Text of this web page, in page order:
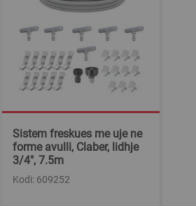
Sistem freskues me uje ne
forme avulli, Claber, lidhje
3/4", 7.5m
Kodi: 609252